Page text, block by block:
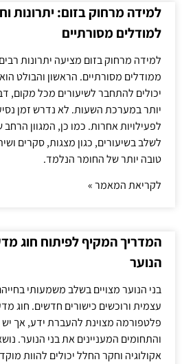
למידה מרחוק בזום: יתרונות
למודלים מסורתיים
למידה מרחוק בזום מציעה יתרונות
ממודלים מסורתיים. הראשון והבולט
יכולים להתחבר לשיעורים מכל מקום,
יותר במערכת השעות. לא נדרש זמן
לפעילויות אחרות. כמו כן, המגוון הרחב
לשלב בשיעורים, כגון מצגות, סקרים
טובה יותר של החומר הנלמד.
לקריאת המאמר »
המדריך המקיף לפיתוח חוג
הנוער
בני הנוער מצויים בשלב משמעותי
עצמית ורוכשים כישורים חדשים. חוג
פלטפורמה מצוינת להעברת ידע, אך יש
והתחומים המעניינים את בני הנוער.
אקולוגיה וחקר החלל יכולים להוות